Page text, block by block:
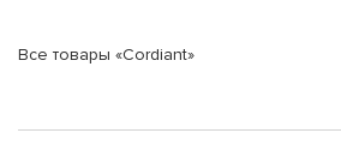
Все товары «Cordiant»